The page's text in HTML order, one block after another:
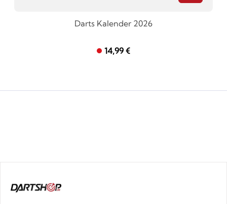
Darts Kalender 2026
14,99 €